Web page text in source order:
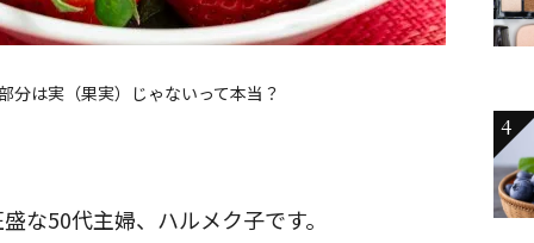
分は実（果実）じゃないって本当？
50代主婦、ハルメク子です。
4